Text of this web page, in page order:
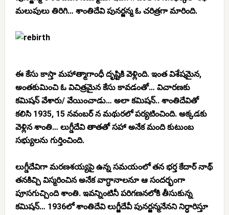
మలుపులు తిరిగి… శాంతిదేవి పునర్జన్మ ఓ చరిత్రగా మారింది.
ఈ కేసు కాస్తా మహాత్మాగాంధీ దృష్టికి వెళ్లింది. ఇంత విశేషమైన,
అంతకుమించి ఓ విచిత్రమైన కేసు కావడంతో… విచారణకు
కమిషన్‌ వేశారు/ వేయించాడు… అలా కమిషన్.. శాంతిదేవితో
కలిసి 1935, 15 నవంబర్ న మథురలో పర్యటించింది. అక్కడకు
వెళ్లిన శాంతి… లుగ్డీదేవి తాతతో సహా అనేక మంది కుటుంబ
సభ్యులను గుర్తించింది.
లుగ్డీదేవిగా మరణశయ్యపై ఉన్న సమయంలో తన భర్త కేదార్ నాథ్
తనకిచ్చి విస్మరించిన అనేక వాగ్ధానాలనూ ఆ సందర్భంగా
పూసగుచ్చింది శాంతి. ఇవన్నింటినీ పరిగణనలోకి తీసుకున్న
కమిషన్… 1936లో శాంతిదేవి లుగ్జీదేవీ పునర్జన్మనేనని నిర్ధారిస్తూ